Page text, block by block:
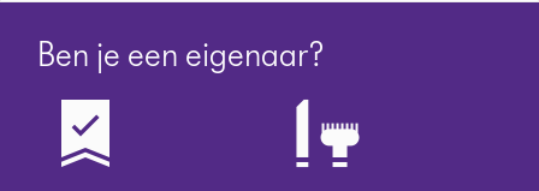
Ben je een eigenaar?